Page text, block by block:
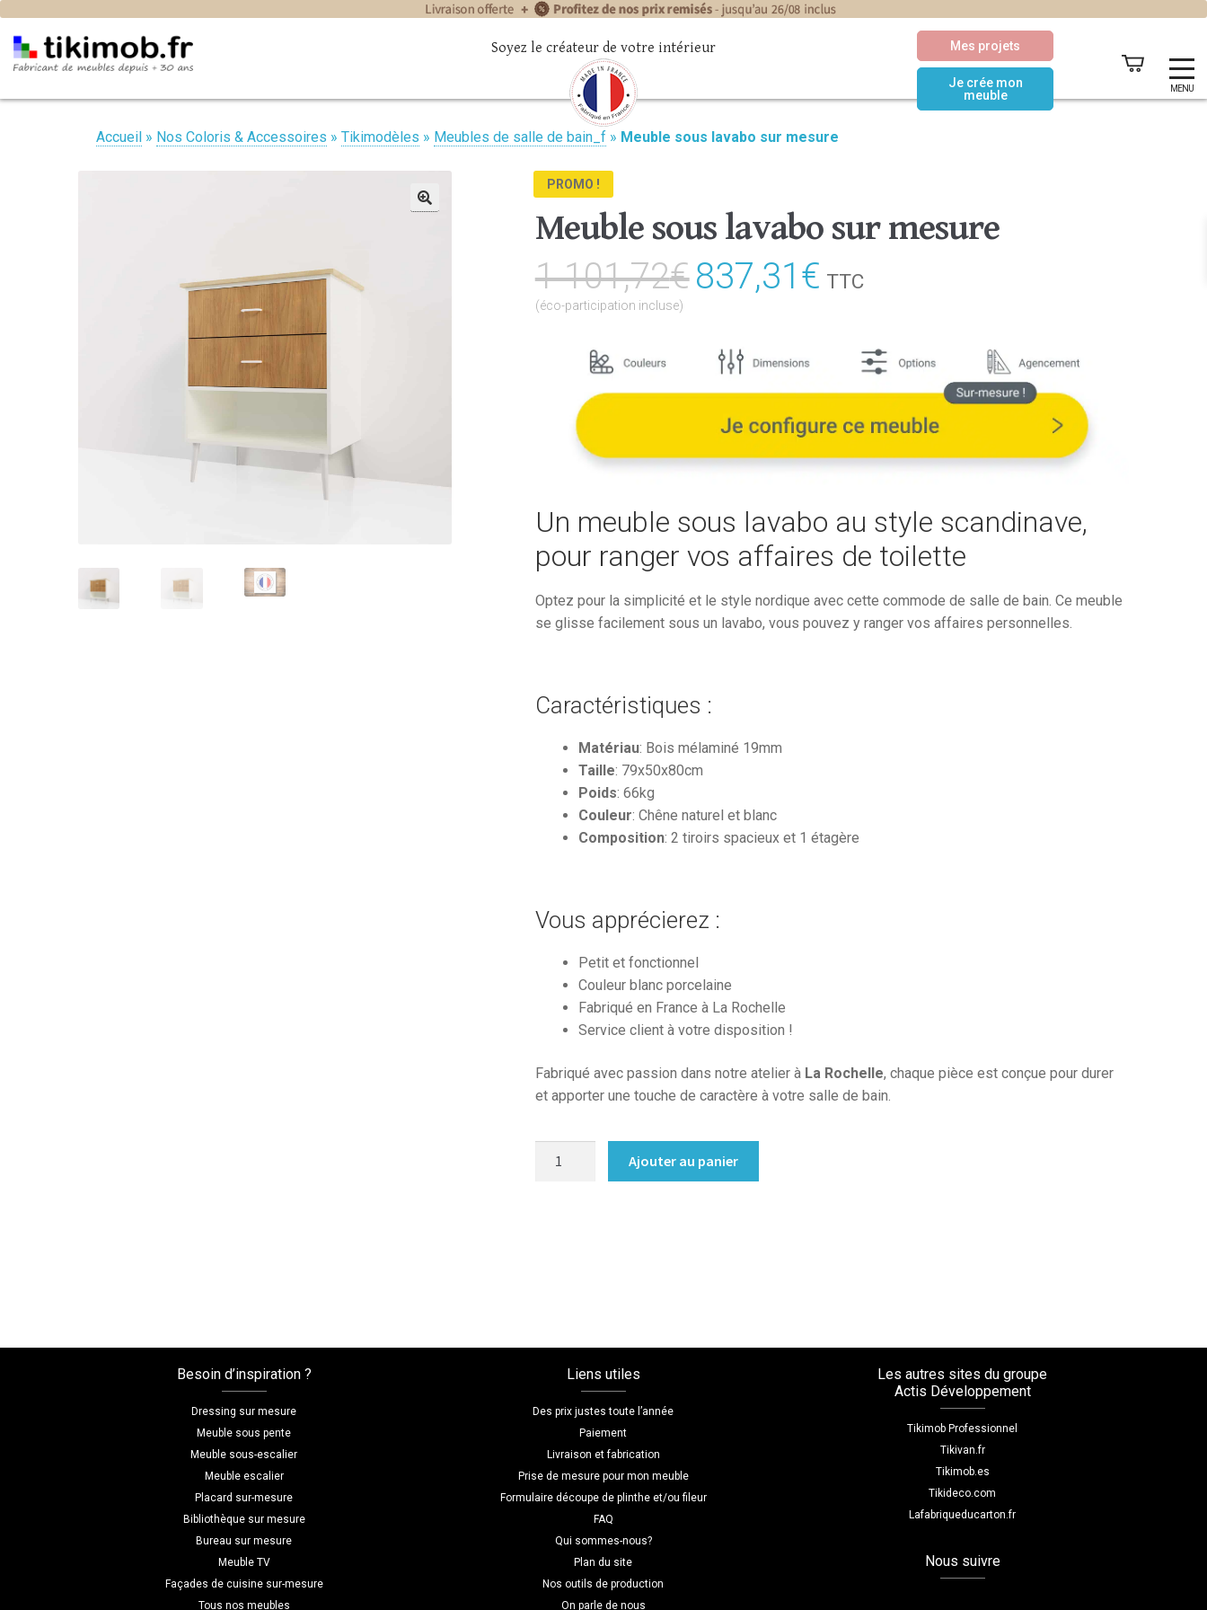
MENU
Mes projets
Je crée mon
meuble
Soyez le créateur de votre intérieur
Accueil » Nos Coloris & Accessoires » Tikimodèles » Meubles de salle de bain_f » Meuble sous lavabo sur mesure
PROMO !
Meuble sous lavabo sur mesure
1 101,72€Le
initial
était :
101,72€.
837,31€Le
actuel
est :
837,31€.
TTC
(éco-participation incluse)
Un meuble sous lavabo au style scandinave,
pour ranger vos affaires de toilette
Optez pour la simplicité et le style nordique avec cette commode de salle de bain. Ce meuble
se glisse facilement sous un lavabo, vous pouvez y ranger vos affaires personnelles.
Caractéristiques :
Matériau: Bois mélaminé 19mm
Taille: 79x50x80cm
Poids: 66kg
Couleur: Chêne naturel et blanc
Composition: 2 tiroirs spacieux et 1 étagère
Vous apprécierez :
Petit et fonctionnel
Couleur blanc porcelaine
Fabriqué en France à La Rochelle
Service client à votre disposition !
Fabriqué avec passion dans notre atelier à La Rochelle, chaque pièce est conçue pour durer
et apporter une touche de caractère à votre salle de bain.
Ajouter au panier
Besoin d’inspiration ?
Dressing sur mesure
Meuble sous pente
Meuble sous-escalier
Meuble escalier
Placard sur-mesure
Bibliothèque sur mesure
Bureau sur mesure
Meuble TV
Façades de cuisine sur-mesure
Tous nos meubles
Liens utiles
Des prix justes toute l’année
Paiement
Livraison et fabrication
Prise de mesure pour mon meuble
Formulaire découpe de plinthe et/ou fileur
FAQ
Qui sommes-nous?
Plan du site
Nos outils de production
On parle de nous
Les autres sites du groupe
Actis Développement
Tikimob Professionnel
Tikivan.fr
Tikimob.es
Tikideco.com
Lafabriqueducarton.fr
Nous suivre